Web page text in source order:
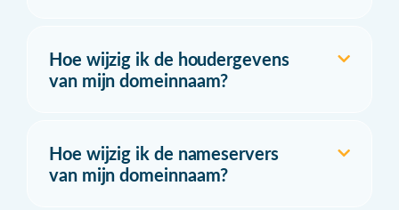
Hoe wijzig ik de houdergevens
van mijn domeinnaam?
Hoe wijzig ik de nameservers
van mijn domeinnaam?